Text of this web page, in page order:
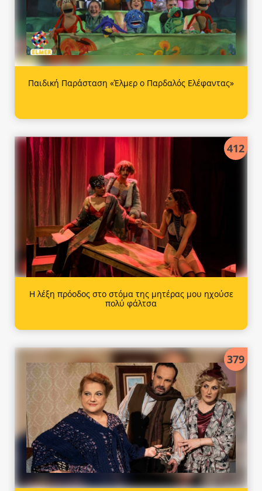
Παιδική Παράσταση «Έλμερ ο Παρδαλός Ελέφαντας»
412
Η λέξη πρόοδος στο στόμα της μητέρας μου ηχούσε
πολύ φάλτσα
379